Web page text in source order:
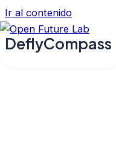
Ir al contenido
Main Menu
DeflyCompass